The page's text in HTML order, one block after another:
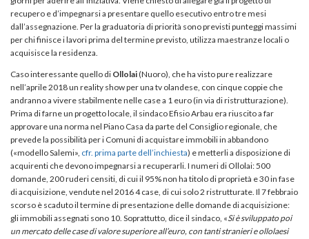
recupero e d’impegnarsi a presentare quello esecutivo entro tre mesi
dall’assegnazione. Per la graduatoria di priorità sono previsti punteggi massimi
per chi finisce i lavori prima del termine previsto, utilizza maestranze locali o
acquisisce la residenza.
Caso interessante quello di Ollolai(Nuoro), che ha visto pure realizzare
nell’aprile 2018 un reality show per una tv olandese, con cinque coppie che
andranno a vivere stabilmente nelle case a 1 euro (in via di ristrutturazione).
Prima di farne un progetto locale, il sindaco Efisio Arbau era riuscito a far
approvare una norma nel Piano Casa da parte del Consiglio regionale, che
prevede la possibilità per i Comuni di acquistare immobili in abbandono
(«modello Salemi», cfr. prima parte dell’inchiesta) e metterli a disposizione di
acquirenti che devono impegnarsi a recuperarli. I numeri di Ollolai: 500
domande, 200 ruderi censiti, di cui il 95% non ha titolo di proprietà e 30 in fase
di acquisizione, vendute nel 2016 4 case, di cui solo 2 ristrutturate. Il 7 febbraio
scorso è scaduto il termine di presentazione delle domande di acquisizione:
gli immobili assegnati sono 10. Soprattutto, dice il sindaco, «Si è sviluppato poi
un mercato delle case di valore superiore all’euro, con tanti stranieri e ollolaesi